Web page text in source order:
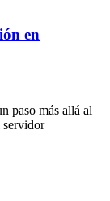
en
paso más allá al
servidor